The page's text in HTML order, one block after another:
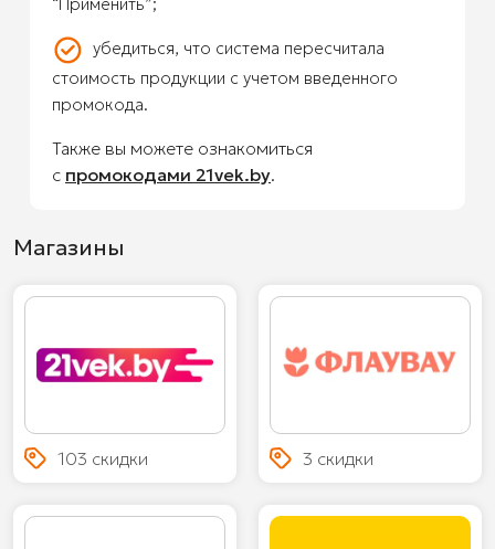
убедиться, что система пересчитала
стоимость продукции с учетом введенного
промокода.
Также вы можете ознакомиться
с промокодами 21vek.by.
Магазины
103 скидки 3 скидки